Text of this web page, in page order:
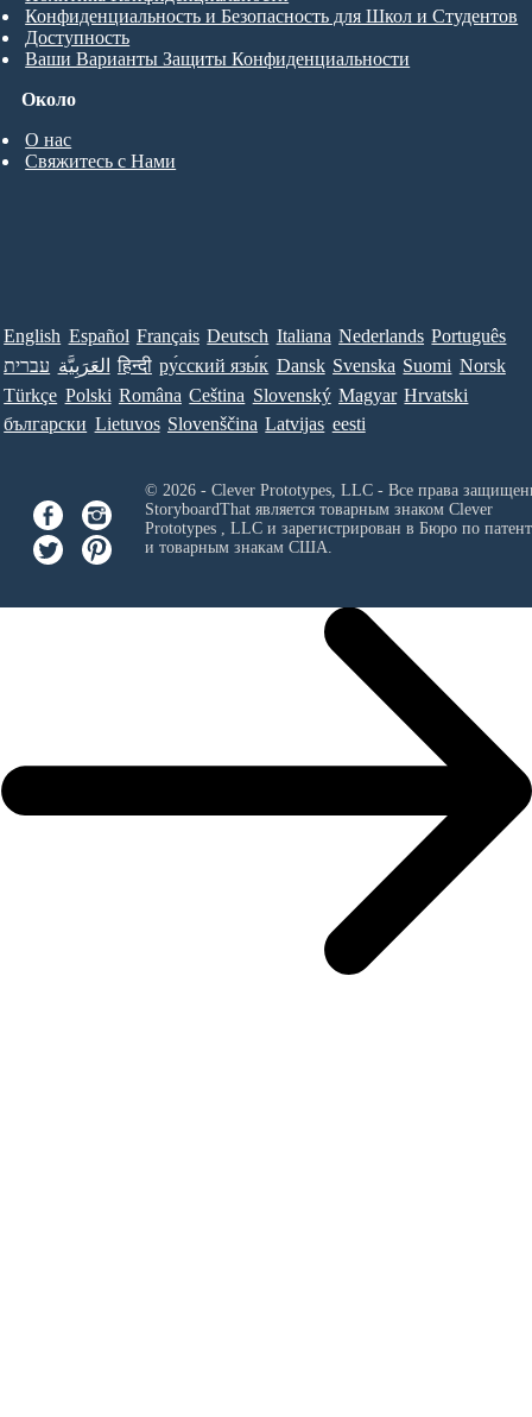
Около
О нас
Свяжитесь с Нами
Конфиденциальность и Безопасность для Школ и Студентов
Доступность
Ваши Варианты Защиты Конфиденциальности
English Español Français Deutsch Italiana Nederlands Português
עברית العَرَبِيَّة हिन्दी ру́сский язы́к Dansk Svenska Suomi Norsk
Türkçe Polski Româna Ceština Slovenský Magyar Hrvatski
български Lietuvos Slovenščina Latvijas eesti
© 2026 - Clever Prototypes, LLC - Все права
StoryboardThat является товарным знаком Clever
Prototypes , LLCи зарегистрирован в Бюро по
и товарным знакам США.